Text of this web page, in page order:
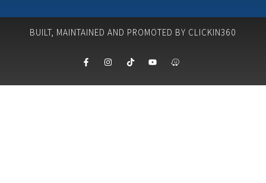
BUILT, MAINTAINED AND PROMOTED BY CLICKIN360